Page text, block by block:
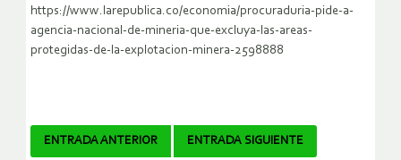
https://www.larepublica.co/economia/procuraduria-pide-a-
agencia-nacional-de-mineria-que-excluya-las-areas-
protegidas-de-la-explotacion-minera-2598888
Navegador
ENTRADA ANTERIOR ENTRADA SIGUIENTE